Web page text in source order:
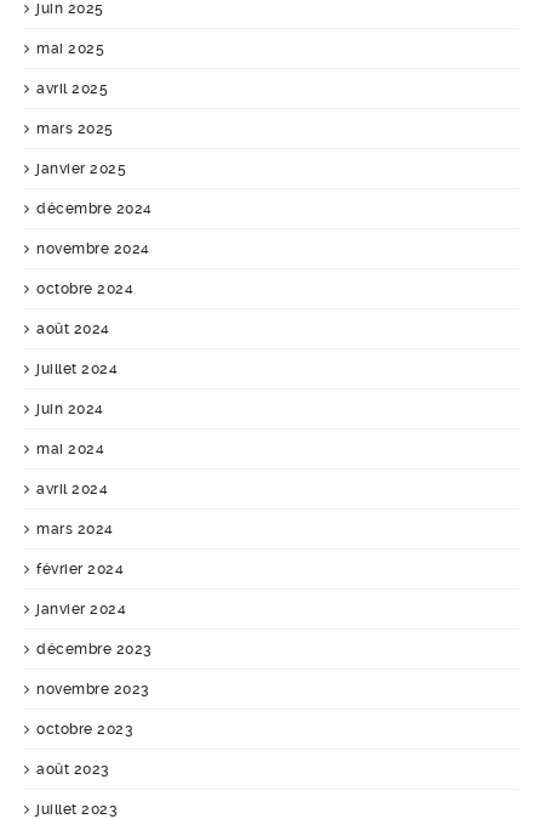
juin 2025
mai 2025
avril 2025
mars 2025
janvier 2025
décembre 2024
novembre 2024
octobre 2024
août 2024
juillet 2024
juin 2024
mai 2024
avril 2024
mars 2024
février 2024
janvier 2024
décembre 2023
novembre 2023
octobre 2023
août 2023
juillet 2023